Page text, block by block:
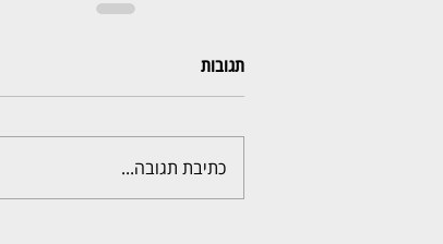
תגובות
כתיבת תגובה...